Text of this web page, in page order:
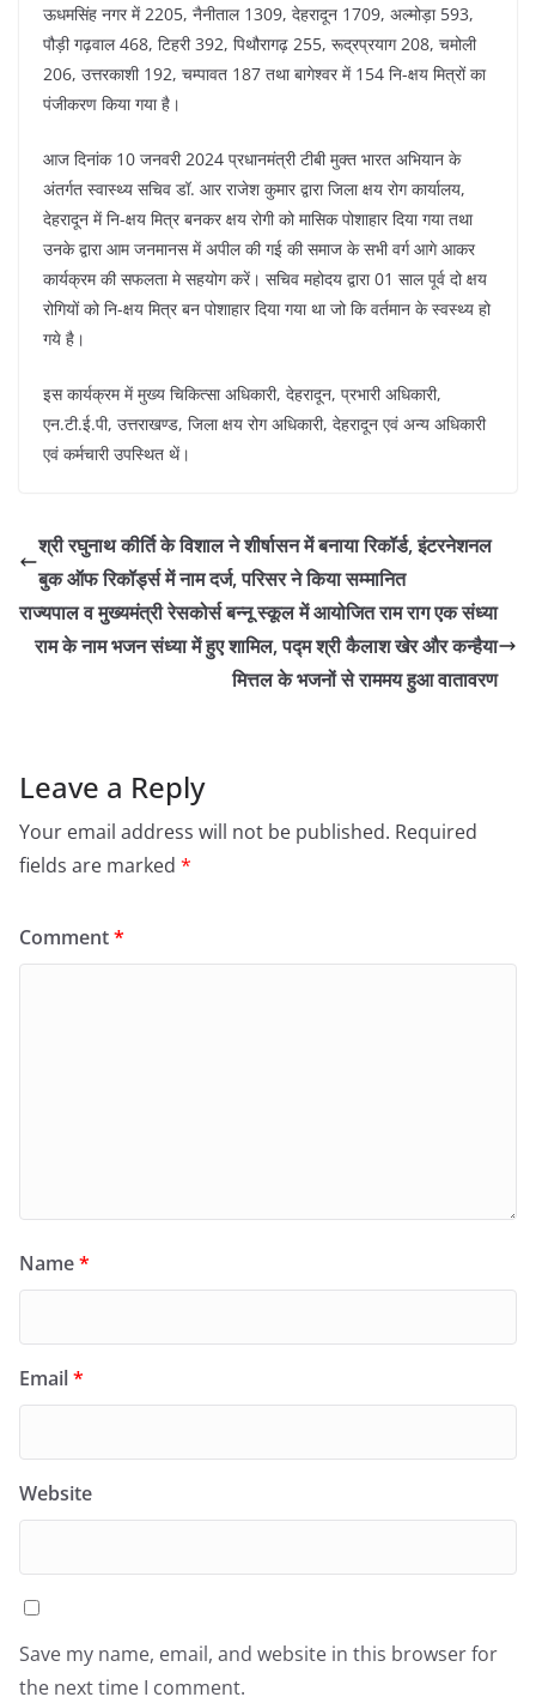
ऊधमसिंह नगर में 2205, नैनीताल 1309, देहरादून 1709, अल्मोड़ा 593,
पौड़ी गढ़वाल 468, टिहरी 392, पिथौरागढ़ 255, रूद्रप्रयाग 208, चमोली
206, उत्तरकाशी 192, चम्पावत 187 तथा बागेश्वर में 154 नि-क्षय मित्रों का
पंजीकरण किया गया है।
आज दिनांक 10 जनवरी 2024 प्रधानमंत्री टीबी मुक्त भारत अभियान के
अंतर्गत स्वास्थ्य सचिव डॉ. आर राजेश कुमार द्वारा जिला क्षय रोग कार्यालय,
देहरादून में नि-क्षय मित्र बनकर क्षय रोगी को मासिक पोशाहार दिया गया तथा
उनके द्वारा आम जनमानस में अपील की गई की समाज के सभी वर्ग आगे आकर
कार्यक्रम की सफलता मे सहयोग करें। सचिव महोदय द्वारा 01 साल पूर्व दो क्षय
रोगियों को नि-क्षय मित्र बन पोशाहार दिया गया था जो कि वर्तमान के स्वस्थ्य हो
गये है।
इस कार्यक्रम में मुख्य चिकित्सा अधिकारी, देहरादून, प्रभारी अधिकारी,
एन.टी.ई.पी, उत्तराखण्ड, जिला क्षय रोग अधिकारी, देहरादून एवं अन्य अधिकारी
एवं कर्मचारी उपस्थित थें।
श्री रघुनाथ कीर्ति के विशाल ने शीर्षासन में बनाया रिकॉर्ड, इंटरनेशनल
बुक ऑफ रिकॉर्ड्स में नाम दर्ज, परिसर ने किया सम्मानित
राज्यपाल व मुख्यमंत्री रेसकोर्स बन्नू स्कूल में आयोजित राम राग एक संध्या
राम के नाम भजन संध्या में हुए शामिल, पद्म श्री कैलाश खेर और कन्हैया
मित्तल के भजनों से राममय हुआ वातावरण
Leave a Reply
Your email address will not be published. Required
fields are marked *
Comment*
Name*
Email*
Website
Save my name, email, and website in this browser for
the next time I comment.